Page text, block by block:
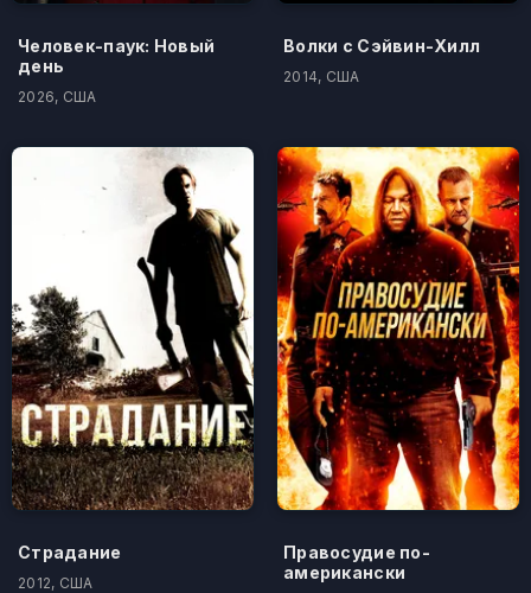
Человек-паук: Новый
день
2026, США
Волки с Сэйвин-Хилл
2014, США
Страдание
2012, США
Правосудие по-
американски